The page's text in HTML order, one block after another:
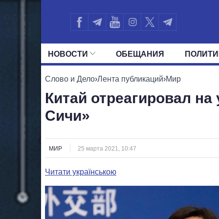
НОВОСТИ ОБЕЩАНИЯ
ВСЕ ПОЛИТИКИ ПРЕЗИДЕНТ И
Слово и Дело›Лента публикаций›Мир
Китай отреагировал
Сичи»
МИР 25 марта 2021, 10:47
Читати українською